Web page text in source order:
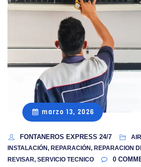
marzo 13, 2026
FONTANEROS EXPRESS 24/7
INSTALACIÓN, REPARACIÓN, REPARACION
REVISAR, SERVICIO TECNICO
0